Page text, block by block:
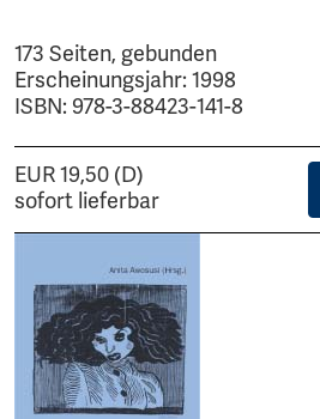
173 Seiten, gebunden
Erscheinungsjahr: 1998
ISBN: 978-3-88423-141-8
EUR 19,50 (D)
sofort lieferbar